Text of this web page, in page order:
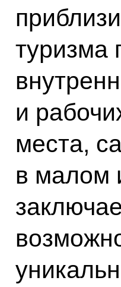
туризма
и
места,
в малом